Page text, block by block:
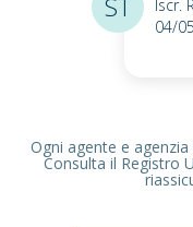
Iscr.
04/
ST
Ogni agente e agenzia
Consulta il Registro